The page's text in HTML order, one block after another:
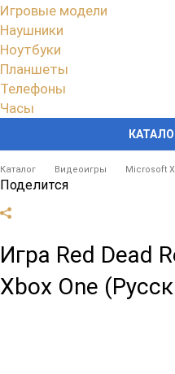
Игровые модели
Наушники
Ноутбуки
Планшеты
Телефоны
Часы
Каталог Видеоигры Microsoft
Поделится
Игра Red Dead
Xbox One